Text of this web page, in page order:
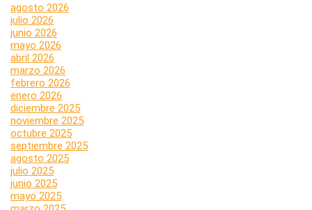
agosto 2026
julio 2026
junio 2026
mayo 2026
abril 2026
marzo 2026
febrero 2026
enero 2026
diciembre 2025
noviembre 2025
octubre 2025
septiembre 2025
agosto 2025
julio 2025
junio 2025
mayo 2025